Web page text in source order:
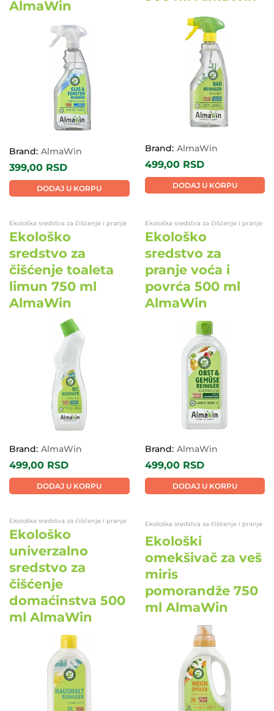
AlmaWin
Brand: AlmaWin
399,00 RSD
DODAJ U KORPU
Brand: AlmaWin
499,00 RSD
DODAJ U KORPU
Ekološka sredstva za čišćenje i pranje
Ekološko
sredstvo za
čišćenje toaleta
limun 750 ml
AlmaWin
Brand: AlmaWin
499,00 RSD
DODAJ U KORPU
Ekološka sredstva za čišćenje i pranje
Ekološko
sredstvo za
pranje voća i
povrća 500 ml
AlmaWin
Brand: AlmaWin
499,00 RSD
DODAJ U KORPU
Ekološka sredstva za čišćenje i pranje
Ekološko
univerzalno
sredstvo za
čišćenje
domaćinstva 500
ml AlmaWin
Ekološka sredstva za čišćenje i pranje
Ekološki
omekšivač za veš
miris
pomorandže 750
ml AlmaWin